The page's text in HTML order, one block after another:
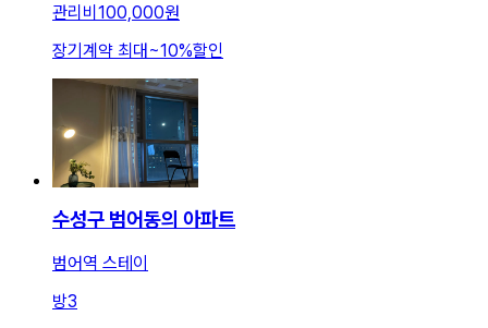
관리비 100,000원
장기계약 최대~10%할인
수성구 범어동의 아파트
범어역 스테이
방3